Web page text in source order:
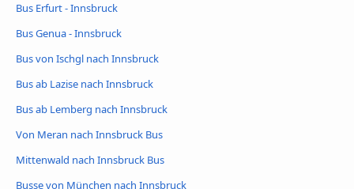
Bus Erfurt - Innsbruck
Bus Genua - Innsbruck
Bus von Ischgl nach Innsbruck
Bus ab Lazise nach Innsbruck
Bus ab Lemberg nach Innsbruck
Von Meran nach Innsbruck Bus
Mittenwald nach Innsbruck Bus
Busse von München nach Innsbruck